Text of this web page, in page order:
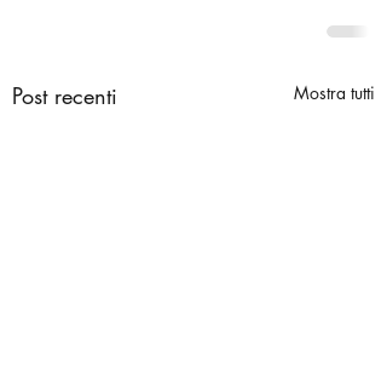
Post recenti Mostra tutti